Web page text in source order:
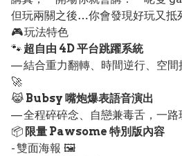
但玩兩關之後…你會發現好玩又抵
🎮 玩法特色
🐾 超自由 4D 平台跳躍系統
— 結合重力翻轉、時間逆行、空間
🚀
😹 Bubsy 嘴炮爆表語音演出
— 全程碎碎念、自戀兼毒舌，一路
📦 限量 Pawsome 特別版內容
- 雙面海報 🖼️